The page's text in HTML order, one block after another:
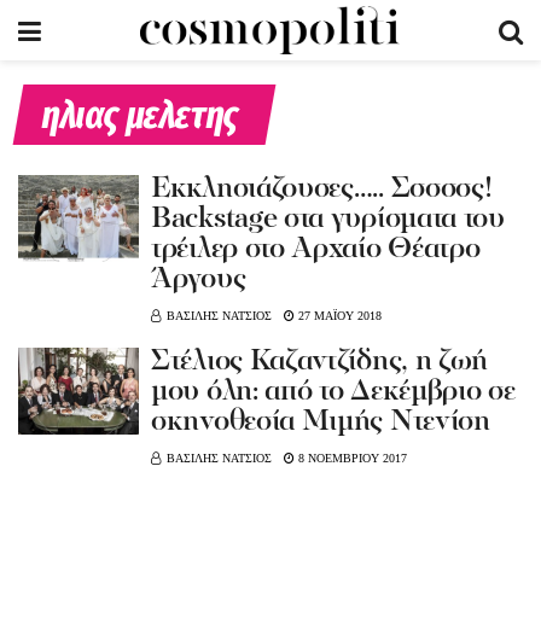
ηλιας μελετης
Εκκλησιάζουσες….. Σσσσσς!
Βackstage στα γυρίσματα του
τρέιλερ στο Αρχαίο Θέατρο
Άργους
ΒΑΣΙΛΗΣ ΝΑΤΣΙΟΣ 27 ΜΑΪΟΥ 2018
Στέλιος Καζαντζίδης, η ζωή
μου όλη: από το Δεκέμβριο σε
σκηνοθεσία Μιμής Ντενίση
ΒΑΣΙΛΗΣ ΝΑΤΣΙΟΣ 8 ΝΟΕΜΒΡΙΟΥ 2017